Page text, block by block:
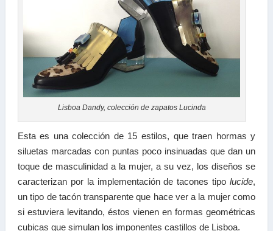
Lisboa Dandy, colección de zapatos Lucinda
Esta es una colección de 15 estilos, que traen hormas y
siluetas marcadas con puntas poco insinuadas que dan un
toque de masculinidad a la mujer, a su vez, los diseños se
caracterizan por la implementación de tacones tipolucide,
un tipo de tacón transparente que hace ver a la mujer como
si estuviera levitando, éstos vienen en formas geométricas
cubicas que simulan los imponentes castillos de Lisboa.